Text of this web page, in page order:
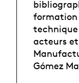
formation
technique
acteurs
Gómez